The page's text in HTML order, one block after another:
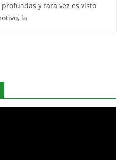
y rara vez es visto
la